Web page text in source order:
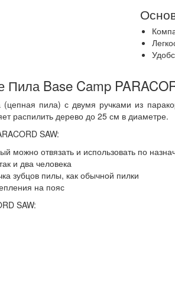
Пила Base Camp
(цепная пила) с двумя ручками из
распилить дерево до 25 см в диаметре.
SAW:
можно отвязать и использовать по
и два человека
зубцов пилы, как обычной пилки
на пояс
SAW: